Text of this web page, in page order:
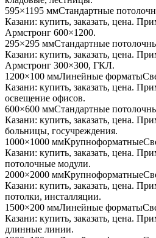
595×1195 ммСтандартные
Казани: купить, заказать, цена.
Армстронг 600×1200.
295×295 ммСтандартные
Казани: купить, заказать, цена.
Армстронг 300×300, ГКЛ.
1200×100 ммЛинейные форматы
Казани: купить, заказать, цена.
освещение офисов.
600×600 ммСтандартные
Казани: купить, заказать, цена.
больницы, госучреждения.
1000×1000 ммКрупноформатные
Казани: купить, заказать, цена.
потолочные модули.
2000×2000 ммКрупноформатные
Казани: купить, заказать, цена.
потолки, инсталляции.
1500×200 ммЛинейные форматы
Казани: купить, заказать, цена.
длинные линии.